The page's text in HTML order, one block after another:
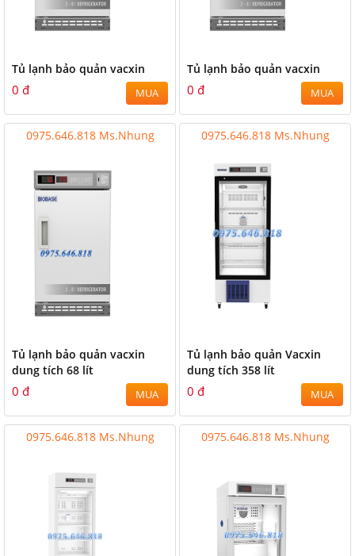
Tủ lạnh bảo quản vacxin
0 đ MUA
Tủ lạnh bảo quản vacxin
0 đ MUA
0975.646.818 Ms.Nhung
Tủ lạnh bảo quản vacxin
dung tích 68 lít
0 đ MUA
0975.646.818 Ms.Nhung
Tủ lạnh bảo quản Vacxin
dung tích 358 lít
0 đ MUA
0975.646.818 Ms.Nhung 0975.646.818 Ms.Nhung